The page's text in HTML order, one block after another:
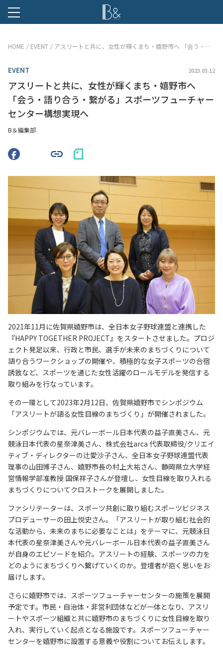
HOME EVENT アスリートと共に、女性が輝くまち・嬉野市へ 「会う・語り合う・繋がる」スポーツフューチャーセンター構想実現へ
EVENT 2023.03.12
アスリートと共に、女性が輝くまち・嬉野市へ
「会う・語り合う・繋がる」スポーツフューチャー
センター構想実現へ
B＆編集部
2021年11月に佐賀県嬉野市は、全日本女子野球連盟と連携した
『HAPPY TOGETHER PROJECT』をスタートさせました。プロジ
ェクト発足以来、行政と市民、選手が未来のまちづくりについて
語り合うワークショップの開催や、積極的な女子スポーツの合宿
誘致など、スポーツを通じた女性活躍のロールモデルを発信する
取り組みを行なっています。
その一環として2023年2月12日、佐賀県嬉野市でシンポジウム
「アスリートが語る女性目線のまちづくり」が開催されました。
シンポジウムでは、元バレーボール日本代表の益子直美さん、元
競泳日本代表の星奈津美さん、株式会社arca 代表取締役/クリエイ
ティブ・ディレクターの辻愛沙子さん、全日本女子野球連盟代表
理事の山田博子さん、嬉野市長の村上大祐さん、静岡県立大学経
営情報学部准教授 国保祥子さんが登壇し、女性目線を取り入れる
まちづくりについてクロストークを展開しました。
ファシリテーターは、スポーツ共創に取り組むスポーツビジネス
プロデューサーの田上悦史さん。「アスリートが取り組む社会的
な活動から、未来のまちに必要なことは」をテーマに、元競泳日
本代表の星奈津美さんや元バレーボール日本代表の益子直美さん
が自身のエピソードを紹介。アスリートの経験、スポーツの力を
どのようにまちづくりへ繋げていくのか。登壇者が抱く思いをお
届けします。
さらに嬉野市では、スポーツフューチャーセンターの施策を展開
予定です。市民・自治体・非営利団体などが一体となり、アスリ
ートやスポーツ組織と共に嬉野市のまちづくりに女性目線を取り
入れ、実行していく起点となる施設です。スポーツフューチャー
センターを嬉野市に設置する意義や役割についてお伝えします。